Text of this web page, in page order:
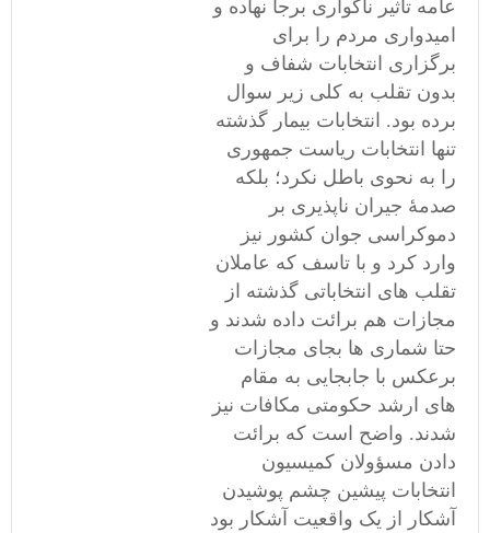
عامه تاثیر ناگواری برجا نهاده و
امیدواری مردم را برای
برگزاری انتخابات شفاف و
بدون تقلب به کلی زیر سوال
برده بود. انتخابات بیمار گذشته
تنها انتخابات ریاست جمهوری
را به نحوی باطل نکرد؛ بلکه
صدمۀ جیران ناپذیری بر
دموکراسی جوان کشور نیز
وارد کرد و با تاسف که عاملان
تقلب های انتخاباتی گذشته از
مجازات هم برائت داده شدند و
حتا شماری ها بجای مجازات
برعکس با جابجایی به مقام
های ارشد حکومتی مکافات نیز
شدند. واضح است که برائت
دادن مسؤولان کمیسیون
انتخابات پیشین چشم پوشیدن
آشکار از یک واقعیت آشکار بود